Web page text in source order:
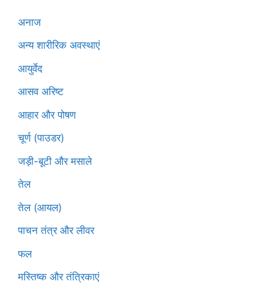
अनाज
अन्य शारीरिक अवस्थाएं
आयुर्वेद
आसव अरिष्ट
आहार और पोषण
चूर्ण (पाउडर)
जड़ी-बूटी और मसाले
तेल
तेल (आयल)
पाचन तंत्र और लीवर
फल
मस्तिष्क और तंत्रिकाएं